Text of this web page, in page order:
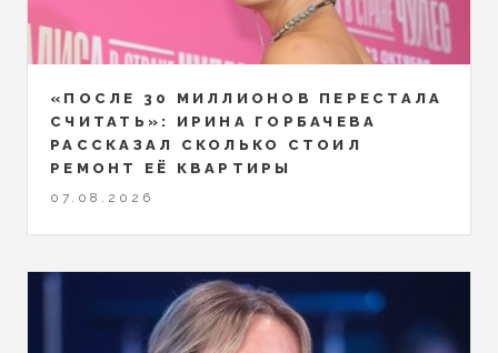
«ПОСЛЕ 30 МИЛЛИОНОВ ПЕРЕСТАЛА
СЧИТАТЬ»: ИРИНА ГОРБАЧЕВА
РАССКАЗАЛ СКОЛЬКО СТОИЛ
РЕМОНТ ЕЁ КВАРТИРЫ
07.08.2026